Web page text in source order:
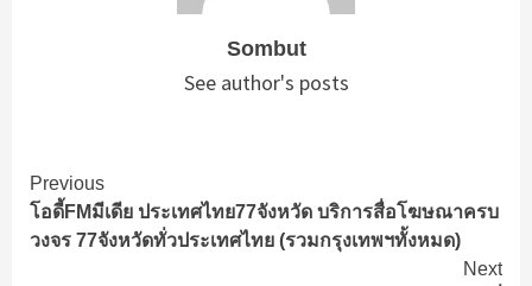
Sombut
See author's posts
Continue
Reading
Previous
โอดี้FMมีเดีย ประเทศไทย77จังหวัด บริการสื่อโฆษณาครบ
วงจร 77จังหวัดทั่วประเทศไทย (รวมกรุงเทพฯทั้งหมด)
Next